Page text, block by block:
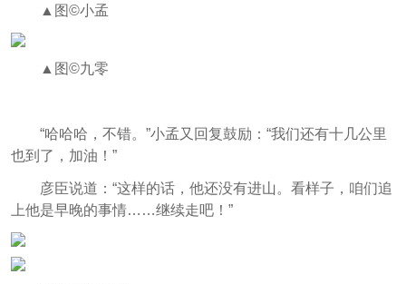
▲图©小孟
▲图©九零
“哈哈哈，不错。”小孟又回复鼓励：“我们还有十几公里
也到了，加油！”
彦臣说道：“这样的话，他还没有进山。看样子，咱们追
上他是早晚的事情……继续走吧！”